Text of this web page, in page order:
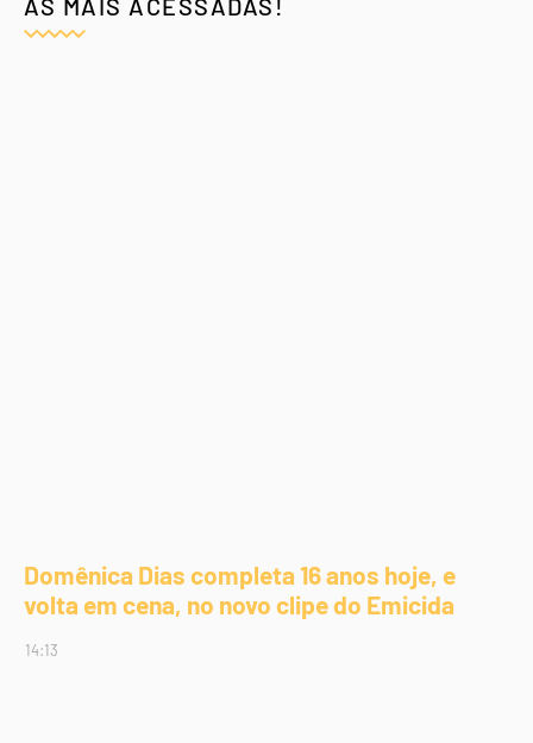
AS MAIS ACESSADAS!
Domênica Dias completa 16 anos hoje, e
volta em cena, no novo clipe do Emicida
14:13